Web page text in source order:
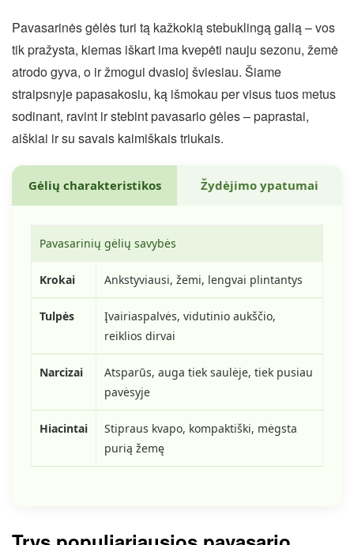
Pavasarinės gėlės turi tą kažkokią stebuklingą galią – vos
tik pražysta, kiemas iškart ima kvepėti nauju sezonu, žemė
atrodo gyva, o ir žmogui dvasioj šviesiau. Šiame
straipsnyje papasakosiu, ką išmokau per visus tuos metus
sodinant, ravint ir stebint pavasario gėles – paprastai,
aiškiai ir su savais kaimiškais triukais.
Gėlių charakteristikos Žydėjimo ypatumai
Pavasarinių gėlių savybės
Krokai Ankstyviausi, žemi, lengvai plintantys
Tulpės
Įvairiaspalvės, vidutinio aukščio,
reiklios dirvai
Narcizai
Atsparūs, auga tiek saulėje, tiek pusiau
pavėsyje
Hiacintai
Stipraus kvapo, kompaktiški, mėgsta
purią žemę